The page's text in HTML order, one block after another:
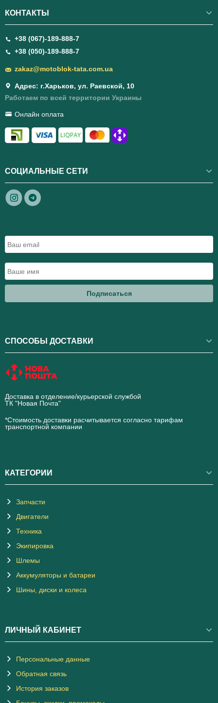
КОНТАКТЫ
+38 (067)-189-888-7
+38 (050)-189-888-7
zakaz@motoblok-tata.com.ua
Адрес: г.Харьков, ул. Раевской, 10
Работаем по всей территории Украины
Онлайн оплата
СОЦИАЛЬНЫЕ СЕТИ
Подписаться
СПОСОБЫ ДОСТАВКИ
Доставка в отделение/курьерской службой
ТК "Новая Почта"
*Стоимость доставки расчитывается согласно тарифам
транспортной компании
КАТЕГОРИИ
Запчасти
Двигатели
Техника
Экипировка
Шлемы
Аккумуляторы и батареи
Шины, диски и колеса
ЛИЧНЫЙ КАБИНЕТ
Персональные данные
Обратная связь
История заказов